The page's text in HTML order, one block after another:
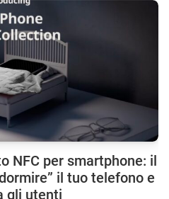
NFC per smartphone: il
il tuo telefono e
gli utenti